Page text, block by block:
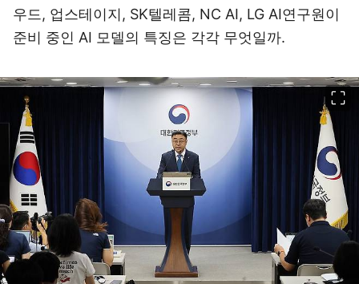
우드, 업스테이지, SK텔레콤, NC AI, LG AI연구원이
준비 중인 AI 모델의 특징은 각각 무엇일까.